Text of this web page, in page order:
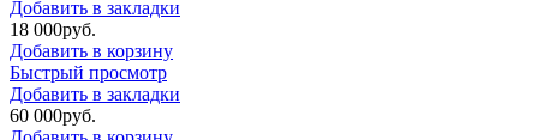
Добавить в закладки
18 000руб.
Добавить в корзину
Быстрый просмотр
Добавить в закладки
60 000руб.